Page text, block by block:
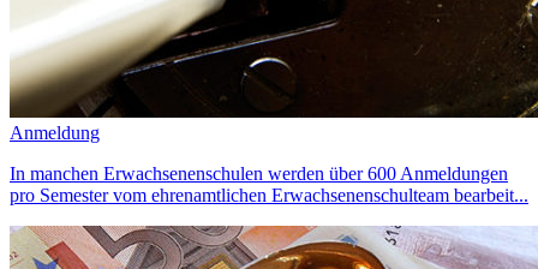
Anmeldung
In manchen Erwachsenenschulen werden über 600 Anmeldungen
pro Semester vom ehrenamtlichen Erwachsenenschulteam bearbeit...